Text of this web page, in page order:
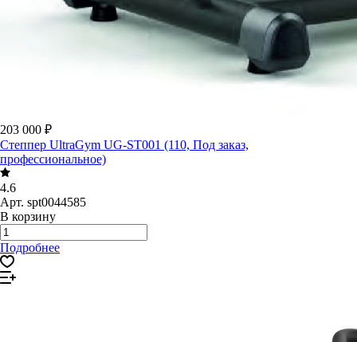
203 000 ₽
Степпер UltraGym UG-ST001 (110, Под заказ,
профессиональное)
4.6
Арт. spt0044585
В корзину
Подробнее